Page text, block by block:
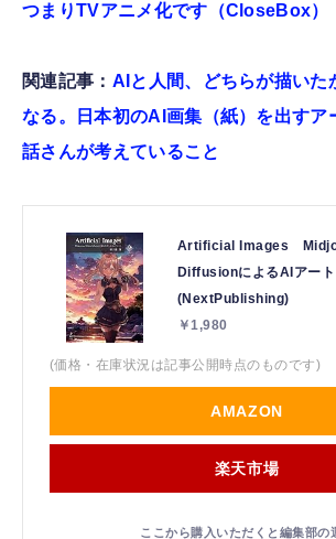
つまりTVアニメ化です（CloseBox）
関連記事： AIと人間、どちらが描いた
なる。日本初のAI画集（紙）を出すア
話さんが考えていること
Artificial Images
DiffusionによるAIアー
(NextPublishing)
￥1,980
(価格・在庫状況は記事公開時点のものです)
AMAZON
楽天市場